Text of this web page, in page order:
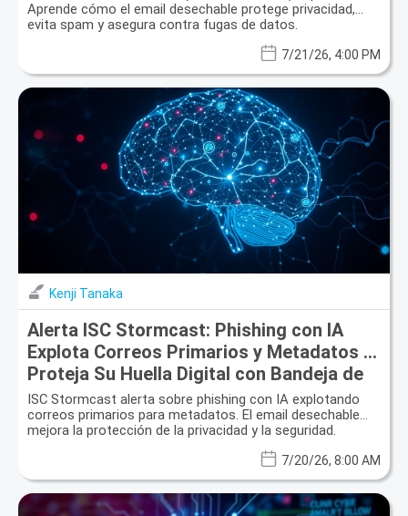
Aprende cómo el email desechable protege privacidad,
evita spam y asegura contra fugas de datos.
7/21/26, 4:00 PM
Kenji Tanaka
Alerta ISC Stormcast: Phishing con IA
Explota Correos Primarios y Metadatos –
Proteja Su Huella Digital con Bandeja de
Entrada Desechable
ISC Stormcast alerta sobre phishing con IA explotando
correos primarios para metadatos. El email desechable
mejora la protección de la privacidad y la seguridad.
7/20/26, 8:00 AM